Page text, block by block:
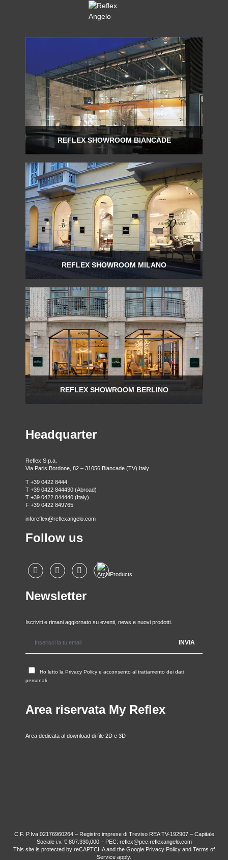
REFLEX SHOWROOM BIANCADE
T +39 0422 849201
REFLEX SHOWROOM MILANO
T +39 02 80582955
REFLEX SHOWROOM BERLINO
Headquarter
Reflex S.p.a.
Via Paris Bordone, 82 – 31056 Biancade (TV) Italy
T +39 0422 8444
T +39 0422 844430 (Abroad)
T +39 0422 844440 (Italy)
F +39 0422 849765
inforeflex@reflexangelo.com
Follow us
Newsletter
Iscriviti e rimani aggiornato su eventi, news e nuovi prodotti.
Ho letto la Privacy Policy e acconsento al trattamento dei dati
personali
Area riservata My Reflex
Area dedicata al download di file 2D e 3D
C.F. P.Iva 02176960264 – Registro imprese di Treviso REA TV-192907 – Capitale
Sociale i.v. € 807.330,000 – PEC: reflex@pec.reflexangelo.com
This site is protected by reCAPTCHA and the Google Privacy Policy and Terms of
Service apply.